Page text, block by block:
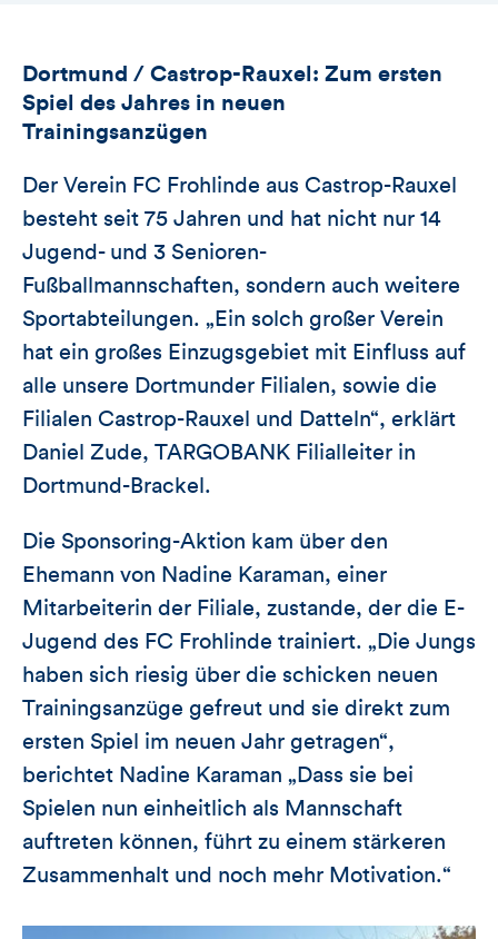
Dortmund / Castrop-Rauxel: Zum ersten
Spiel des Jahres in neuen
Trainingsanzügen
Der Verein FC Frohlinde aus Castrop-Rauxel
besteht seit 75 Jahren und hat nicht nur 14
Jugend- und 3 Senioren-
Fußballmannschaften, sondern auch weitere
Sportabteilungen. „Ein solch großer Verein
hat ein großes Einzugsgebiet mit Einfluss auf
alle unsere Dortmunder Filialen, sowie die
Filialen Castrop-Rauxel und Datteln“, erklärt
Daniel Zude, TARGOBANK Filialleiter in
Dortmund-Brackel.
Die Sponsoring-Aktion kam über den
Ehemann von Nadine Karaman, einer
Mitarbeiterin der Filiale, zustande, der die E-
Jugend des FC Frohlinde trainiert. „Die Jungs
haben sich riesig über die schicken neuen
Trainingsanzüge gefreut und sie direkt zum
ersten Spiel im neuen Jahr getragen“,
berichtet Nadine Karaman „Dass sie bei
Spielen nun einheitlich als Mannschaft
auftreten können, führt zu einem stärkeren
Zusammenhalt und noch mehr Motivation.“